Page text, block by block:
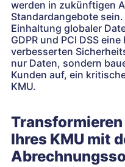
werden in zukünftigen
Standardangebote
Einhaltung globaler
GDPR und PCI DSS
verbesserten
nur Daten, sondern
Kunden auf, ein
KMU.
Transformieren
Ihres KMU mit